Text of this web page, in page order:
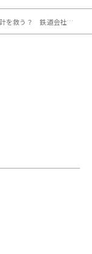
道会社の定期券収入が大幅減少